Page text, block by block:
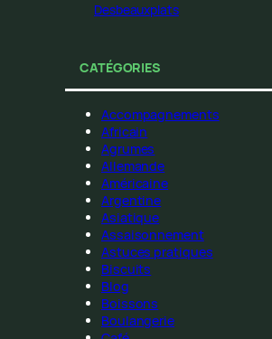
Desbeauxplats
CATÉGORIES
Accompagnements
Africain
Agrumes
Allemande
Américaine
Argentine
Asiatique
Assaisonnement
Astuces pratiques
Biscuits
Blog
Boissons
Boulangerie